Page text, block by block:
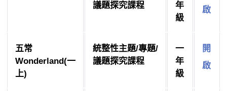
議題探究課程
年
級
啟
五常
Wonderland(一
上)
統整性主題/專題/
議題探究課程
一
年
級
開
啟